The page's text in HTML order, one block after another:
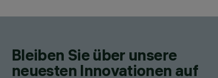
Bleiben Sie über unsere
neuesten Innovationen auf